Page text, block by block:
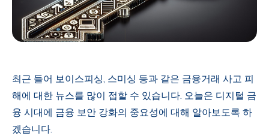
최근 들어 보이스피싱, 스미싱 등과 같은 금융거래 사고 피
해에 대한 뉴스를 많이 접할 수 있습니다. 오늘은 디지털 금
융 시대에 금융 보안 강화의 중요성에 대해 알아보도록 하
겠습니다.